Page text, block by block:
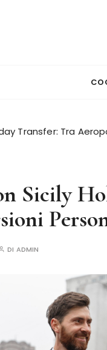
Transfer: Tra
Sicily
DI ADMIN